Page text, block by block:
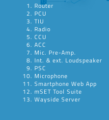
Router
PCU
TIU
Radio
CCU
ACC
Mic. Pre-Amp.
Int. & ext. Loudspeaker
PSC
Microphone
Smartphone Web App
mSET Tool Suite
Wayside Server